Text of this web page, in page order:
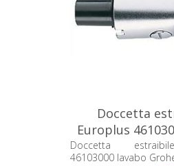
Doccetta
Europlus
Grohe
Doccetta
46103000 lavabo